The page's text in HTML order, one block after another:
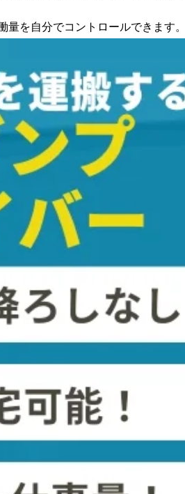
を自分でコントロールできます。
と直接契約するため、案件の組み
業務委託やフリーランスの働き
給料を紹介
経費・税金の関係を